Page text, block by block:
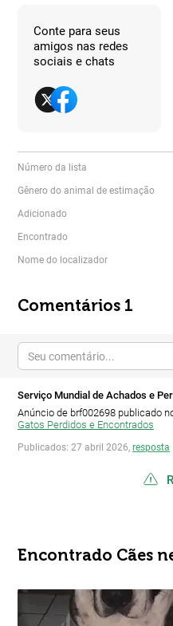
Conte para seus
amigos nas redes
sociais e chats
Número da lista
Gênero do animal de estimação
Adicionado
Encontrado
Nome do localizador
Comentários 1
Serviço Mundial de Achados e
Anúncio de brf002698 publicado
Gatos Perdidos e Encontrados
Publicados: 27 abril 2026, resposta
Encontrado Cães